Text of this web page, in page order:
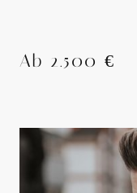
Ab 2.500 €